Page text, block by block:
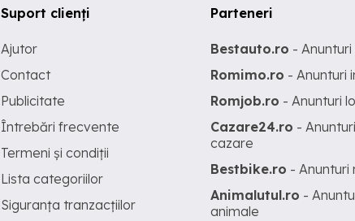
Suport clienți
Ajutor
Contact
Publicitate
Întrebări frecvente
Termeni și condiții
Lista categoriilor
Siguranța tranzacțiilor
Parteneri
Bestauto.ro -
Romimo.ro - Anunturi
Romjob.ro - Anunturi
Cazare24.ro -
cazare
Bestbike.ro - Anunturi
Animalutul.ro -
animale